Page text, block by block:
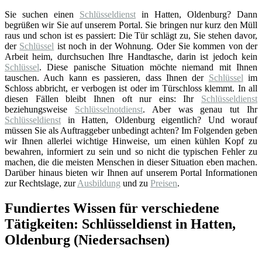
Sie suchen einen Schlüsseldienst in Hatten, Oldenburg? Dann
begrüßen wir Sie auf unserem Portal. Sie bringen nur kurz den Müll
raus und schon ist es passiert: Die Tür schlägt zu, Sie stehen davor,
der Schlüssel ist noch in der Wohnung. Oder Sie kommen von der
Arbeit heim, durchsuchen Ihre Handtasche, darin ist jedoch kein
Schlüssel. Diese panische Situation möchte niemand mit Ihnen
tauschen. Auch kann es passieren, dass Ihnen der Schlüssel im
Schloss abbricht, er verbogen ist oder im Türschloss klemmt. In all
diesen Fällen bleibt Ihnen oft nur eins: Ihr Schlüsseldienst
beziehungsweise Schlüsselnotdienst. Aber was genau tut Ihr
Schlüsseldienst in Hatten, Oldenburg eigentlich? Und worauf
müssen Sie als Auftraggeber unbedingt achten? Im Folgenden geben
wir Ihnen allerlei wichtige Hinweise, um einen kühlen Kopf zu
bewahren, informiert zu sein und so nicht die typischen Fehler zu
machen, die die meisten Menschen in dieser Situation eben machen.
Darüber hinaus bieten wir Ihnen auf unserem Portal Informationen
zur Rechtslage, zurAusbildung und zu Preisen.
Fundiertes Wissen für verschiedene
Tätigkeiten: Schlüsseldienst in Hatten,
Oldenburg (Niedersachsen)